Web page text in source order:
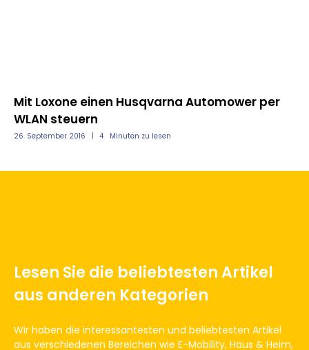
Lesen Sie die beliebtesten Artikel
aus anderen Kategorien
Wir haben die interessantesten und beliebtesten Artikel
aus verschiedenen Bereichen wie E-Mobility, Haus & Heim,
Mit Loxone einen Husqvarna Automower per
WLAN steuern
26. September 2016 4 Minuten zu lesen